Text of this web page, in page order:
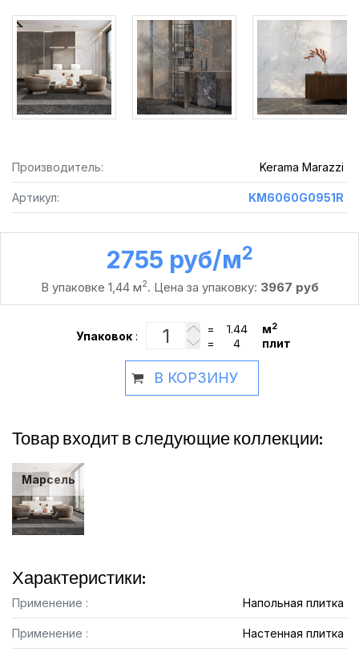
Производитель: Kerama Marazzi
Артикул: KM6060G0951R
2755 руб /м2
В упаковке 1,44 м2. Цена за упаковку: 3967 руб
Упаковок :
= м2
= плит
В КОРЗИНУ
Товар входит в следующие коллекции:
Марсель
Характеристики:
Применение : Напольная плитка
Применение : Настенная плитка